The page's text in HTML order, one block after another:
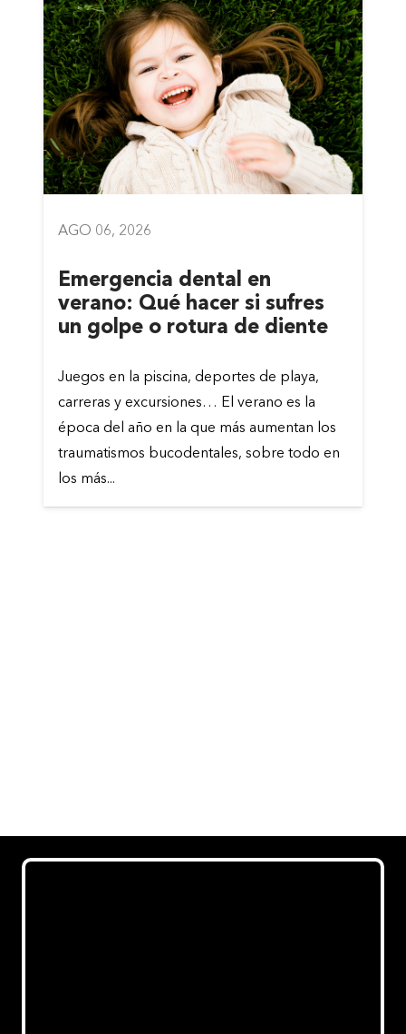
AGO 06, 2026
Emergencia dental en
verano: Qué hacer si sufres
un golpe o rotura de diente
Juegos en la piscina, deportes de playa,
carreras y excursiones… El verano es la
época del año en la que más aumentan los
traumatismos bucodentales, sobre todo en
los más...